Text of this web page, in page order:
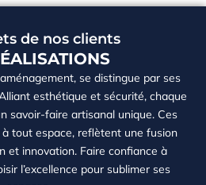
de nos clients
se distingue par ses
esthétique et sécurité, chaque
savoir-faire artisanal unique. Ces
tout espace, reflètent une fusion
et innovation. Faire confiance à
l’excellence pour sublimer ses